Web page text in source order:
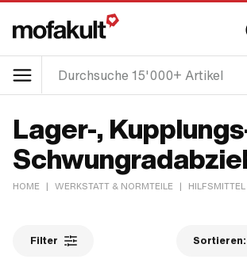
Lager-,
HOME | WERKSTATT & NORMTEILE |
Filter Sortieren: